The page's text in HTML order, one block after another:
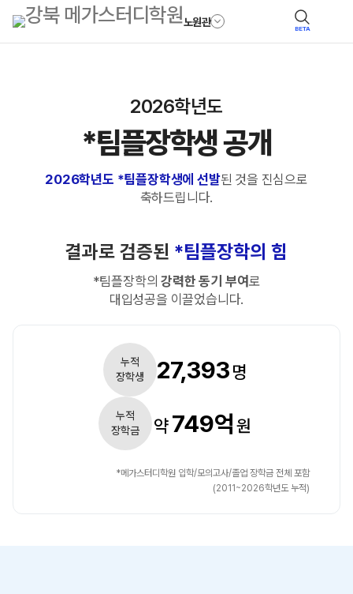
노원관 BETA
2026학년도
*팀플장학생 공개
2026학년도 *팀플장학생에 선발된 것을 진심으로
축하드립니다.
결과로 검증된 *팀플장학의 힘
*팀플장학의강력한 동기 부여로
대입성공을 이끌었습니다.
누적
장학생
27,393명
누적
장학금
약749억원
*메가스터디학원 입학/모의고사/졸업 장학금 전체 포함
(2011~2026학년도 누적)